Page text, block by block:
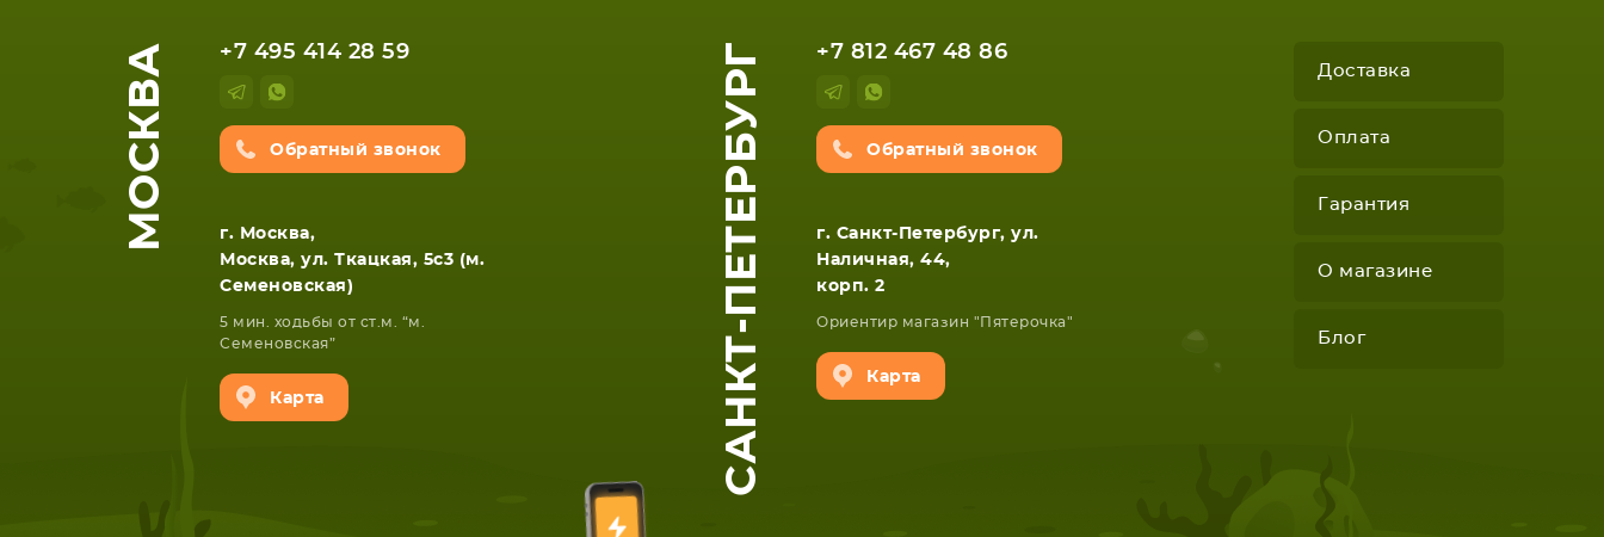
МОСКВА +7 495 414 28 59
Обратный звонок
г. Москва,
Москва, ул. Ткацкая, 5с3 (м.
Семеновская)
5 мин. ходьбы от ст.м. “м.
Семеновская”
Карта САНКТ-ПЕТЕРБУРГ +7 812 467 48 86
Обратный звонок
г. Санкт-Петербург, ул.
Наличная, 44,
корп. 2
Ориентир магазин "Пятерочка"
Карта
Доставка
Оплата
Гарантия
О магазине
Блог